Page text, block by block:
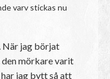
varv stickas nu
När jag börjat
den mörkare varit
jag bytt så att